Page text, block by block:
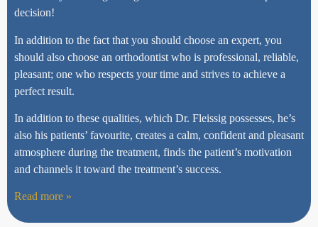
decision!
In addition to the fact that you should choose an expert, you
should also choose an orthodontist who is professional, reliable,
pleasant; one who respects your time and strives to achieve a
perfect result.
In addition to these qualities, which Dr. Fleissig possesses, he’s
also his patients’ favourite, creates a calm, confident and pleasant
atmosphere during the treatment, finds the patient’s motivation
and channels it toward the treatment’s success.
Read more »